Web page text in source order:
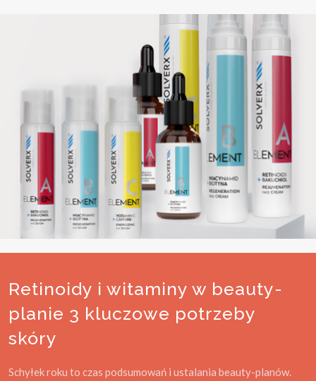
Retinoidy i witaminy w beauty-
planie 3 kluczowe potrzeby
skóry
Schyłek roku to czas podsumowań i ustalania beauty-planów.